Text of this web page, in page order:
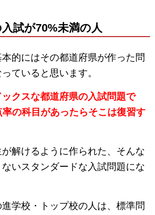
試が70%未満の人
的にはその都道府県が作った問
ていると思います。
クスな都道府県の入試問題で
の科目があったらそこは復習す
解けるように作られた、そんな
いスタンダードな入試問題にな
学校・トップ校の人は、標準問